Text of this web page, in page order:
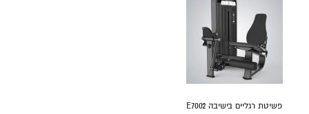
פשיטת רגליים בישיבה E7002